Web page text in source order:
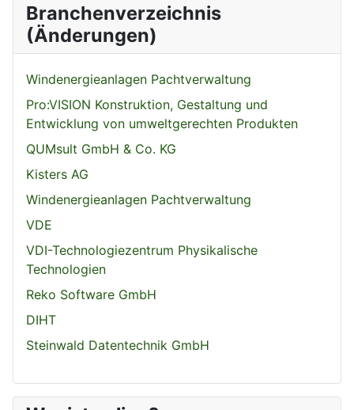
Branchenverzeichnis
(Änderungen)
Windenergieanlagen Pachtverwaltung
Pro:VISION Konstruktion, Gestaltung und
Entwicklung von umweltgerechten Produkten
QUMsult GmbH & Co. KG
Kisters AG
Windenergieanlagen Pachtverwaltung
VDE
VDI-Technologiezentrum Physikalische
Technologien
Reko Software GmbH
DIHT
Steinwald Datentechnik GmbH